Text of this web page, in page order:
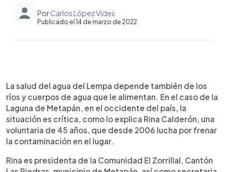
PorCarlos López Vides
Publicado el 14 de marzo de 2022
► Escuchar artículo
La salud del agua del Lempa depende también de los
ríos y cuerpos de agua que le alimentan. En el caso de la
Laguna de Metapán, en el occidente del país, la
situación es crítica, como lo explica Rina Calderón, una
voluntaria de 45 años, que desde 2006 lucha por frenar
la contaminación en el lugar.
Rina es presidenta de la Comunidad El Zorrillal, Cantón